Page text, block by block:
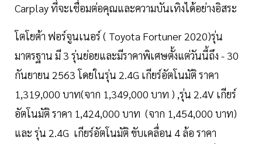
Carplay ที่จะเชื่อมต่อคุณและความบันเทิงได้อย่างอิสระ
โตโยต้า ฟอร์จูนเนอร์ ( Toyota Fortuner 2020)รุ่น
มาตรฐาน มี 3 รุ่นย่อยและมีราคาพิเศษตั้งแต่วันนี้ถึง - 30
กันยายน 2563 โดยในรุ่น 2.4G เกียร์อัตโนมัติ ราคา
1,319,000 บาท(จาก 1,349,000 บาท ) ,รุ่น 2.4V เกียร์
อัตโนมัติ ราคา 1,424,000 บาท (จาก 1,454,000 บาท)
และ รุ่น 2.4G เกียร์อัตโนมัติ ขับเคลื่อน 4 ล้อ ราคา